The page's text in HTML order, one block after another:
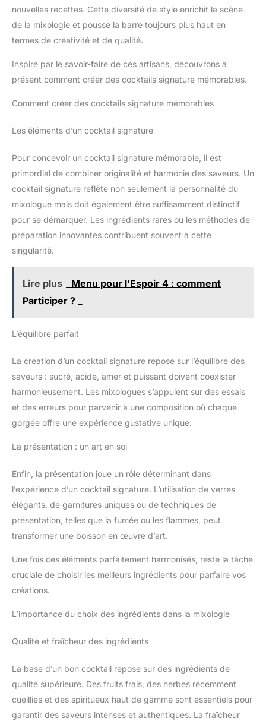
nouvelles recettes. Cette diversité de style enrichit la scène
de la mixologie et pousse la barre toujours plus haut en
termes de créativité et de qualité.
Inspiré par le savoir-faire de ces artisans, découvrons à
présent comment créer des cocktails signature mémorables.
Comment créer des cocktails signature mémorables
Les éléments d’un cocktail signature
Pour concevoir un cocktail signature mémorable, il est
primordial de combiner originalité et harmonie des saveurs. Un
cocktail signature reflète non seulement la personnalité du
mixologue mais doit également être suffisamment distinctif
pour se démarquer. Les ingrédients rares ou les méthodes de
préparation innovantes contribuent souvent à cette
singularité.
Lire plus
_Menu pour l'Espoir 4 : comment
Participer ? _
L’équilibre parfait
La création d’un cocktail signature repose sur l’équilibre des
saveurs : sucré, acide, amer et puissant doivent coexister
harmonieusement. Les mixologues s’appuient sur des essais
et des erreurs pour parvenir à une composition où chaque
gorgée offre une expérience gustative unique.
La présentation : un art en soi
Enfin, la présentation joue un rôle déterminant dans
l’expérience d’un cocktail signature. L’utilisation de verres
élégants, de garnitures uniques ou de techniques de
présentation, telles que la fumée ou les flammes, peut
transformer une boisson en œuvre d’art.
Une fois ces éléments parfaitement harmonisés, reste la tâche
cruciale de choisir les meilleurs ingrédients pour parfaire vos
créations.
L’importance du choix des ingrédients dans la mixologie
Qualité et fraîcheur des ingrédients
La base d’un bon cocktail repose sur des ingrédients de
qualité supérieure. Des fruits frais, des herbes récemment
cueillies et des spiritueux haut de gamme sont essentiels pour
garantir des saveurs intenses et authentiques. La fraîcheur